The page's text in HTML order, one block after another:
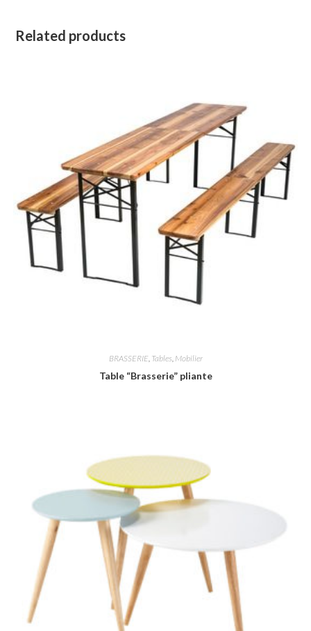
Related products
BRASSERIE, Tables, Mobilier
Table “Brasserie” pliante